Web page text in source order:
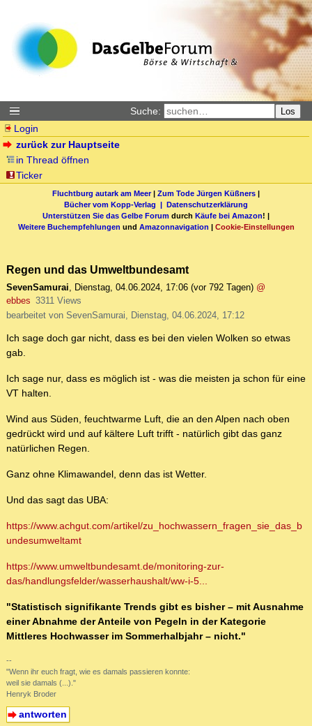
Suche: Los
Login
zurück zur Hauptseite
in Thread öffnen
Ticker
Fluchtburg autark am Meer| Zum Tode Jürgen Küßners |
Bücher vom Kopp-Verlag | Datenschutzerklärung
Unterstützen Sie das Gelbe Forum durch Käufe bei Amazon! |
Weitere Buchempfehlungen und Amazonnavigation | Cookie-Einstellungen
Regen und das Umweltbundesamt
SevenSamurai, Dienstag, 04.06.2024, 17:06 (vor 792 Tagen) @
ebbes 3311 Views
bearbeitet von SevenSamurai, Dienstag, 04.06.2024, 17:12
Ich sage doch gar nicht, dass es bei den vielen Wolken so etwas
gab.
Ich sage nur, dass es möglich ist - was die meisten ja schon für eine
VT halten.
Wind aus Süden, feuchtwarme Luft, die an den Alpen nach oben
gedrückt wird und auf kältere Luft trifft - natürlich gibt das ganz
natürlichen Regen.
Ganz ohne Klimawandel, denn das ist Wetter.
Und das sagt das UBA:
https://www.achgut.com/artikel/zu_hochwassern_fragen_sie_das_b
undesumweltamt
https://www.umweltbundesamt.de/monitoring-zur-
das/handlungsfelder/wasserhaushalt/ww-i-5...
"Statistisch signifikante Trends gibt es bisher – mit Ausnahme
einer Abnahme der Anteile von Pegeln in der Kategorie
Mittleres Hochwasser im Sommerhalbjahr – nicht."
--
"Wenn ihr euch fragt, wie es damals passieren konnte:
weil sie damals (...)."
Henryk Broder
antworten